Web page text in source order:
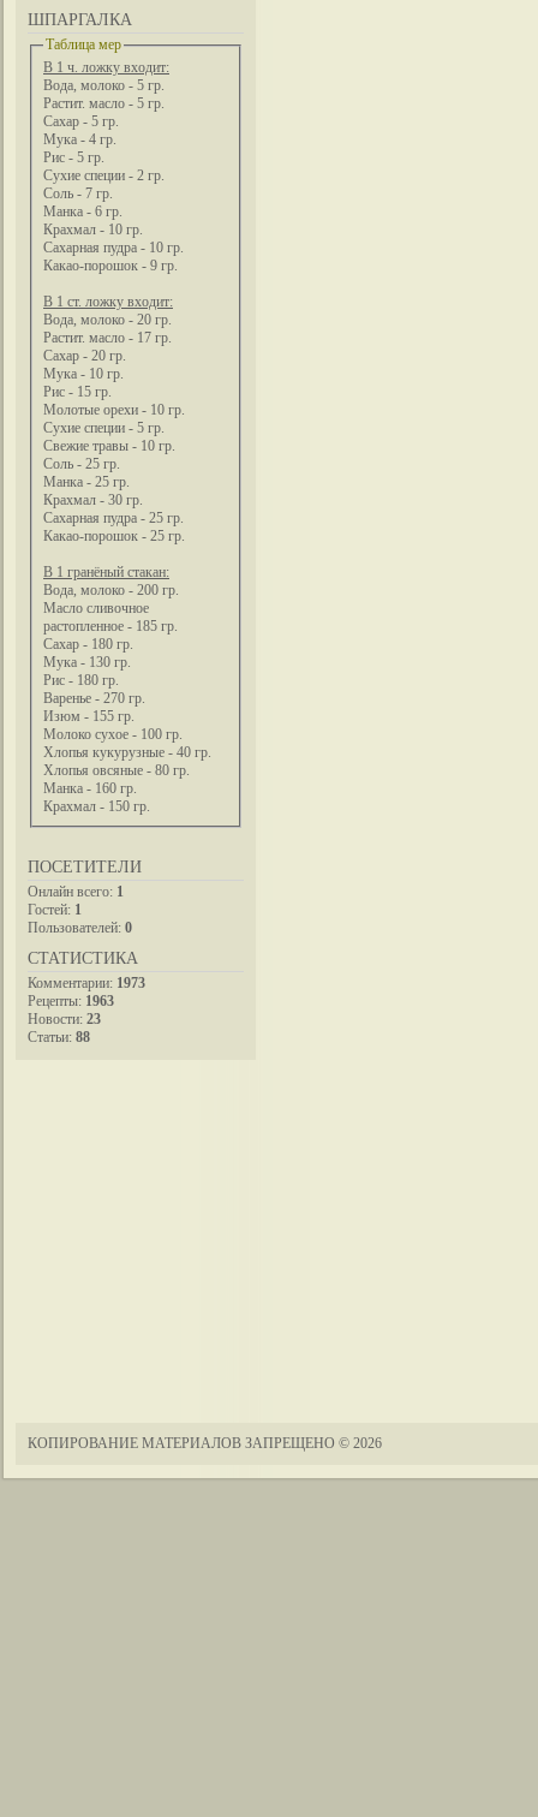
ШПАРГАЛКА
Таблица мер
В 1 ч. ложку входит:
Вода, молоко - 5 гр.
Растит. масло - 5 гр.
Сахар - 5 гр.
Мука - 4 гр.
Рис - 5 гр.
Сухие специи - 2 гр.
Соль - 7 гр.
Манка - 6 гр.
Крахмал - 10 гр.
Сахарная пудра - 10 гр.
Какао-порошок - 9 гр.
В 1 ст. ложку входит:
Вода, молоко - 20 гр.
Растит. масло - 17 гр.
Сахар - 20 гр.
Мука - 10 гр.
Рис - 15 гр.
Молотые орехи - 10 гр.
Сухие специи - 5 гр.
Свежие травы - 10 гр.
Соль - 25 гр.
Манка - 25 гр.
Крахмал - 30 гр.
Сахарная пудра - 25 гр.
Какао-порошок - 25 гр.
В 1 гранёный стакан:
Вода, молоко - 200 гр.
Масло сливочное
растопленное - 185 гр.
Сахар - 180 гр.
Мука - 130 гр.
Рис - 180 гр.
Варенье - 270 гр.
Изюм - 155 гр.
Молоко сухое - 100 гр.
Хлопья кукурузные - 40 гр.
Хлопья овсяные - 80 гр.
Манка - 160 гр.
Крахмал - 150 гр.
ПОСЕТИТЕЛИ
Онлайн всего: 1
Гостей: 1
Пользователей: 0
СТАТИСТИКА
Комментарии: 1973
Рецепты: 1963
Новости: 23
Статьи: 88
КОПИРОВАНИЕ МАТЕРИАЛОВ ЗАПРЕЩЕНО © 2026